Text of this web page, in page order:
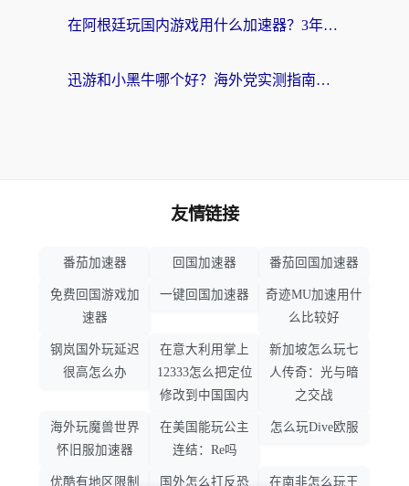
在阿根廷玩国内游戏用什么加速器？3年海外党亲测实用指南
迅游和小黑牛哪个好？海外党实测指南，选对中国地址加速器才能无缝刷国内资源
友情链接
番茄加速器 回国加速器 番茄回国加速器
免费回国游戏加
速器
一键回国加速器
奇迹MU加速用什
么比较好
钢岚国外玩延迟
很高怎么办
在意大利用掌上
12333怎么把定位
修改到中国国内
新加坡怎么玩七
人传奇：光与暗
之交战
海外玩魔兽世界
怀旧服加速器
在美国能玩公主
连结：Re吗
怎么玩Dive欧服
优酷有地区限制 国外怎么打反恐 在南非怎么玩王